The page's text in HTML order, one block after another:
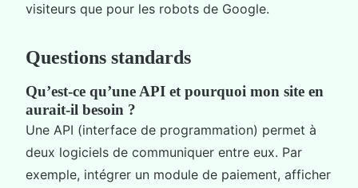
visiteurs que pour les robots de Google.
Questions standards
Qu’est-ce qu’une API et pourquoi mon site en
aurait-il besoin ?
Une API (interface de programmation) permet à
deux logiciels de communiquer entre eux. Par
exemple, intégrer un module de paiement, afficher